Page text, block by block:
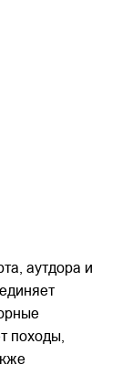
аутдора и
походы,